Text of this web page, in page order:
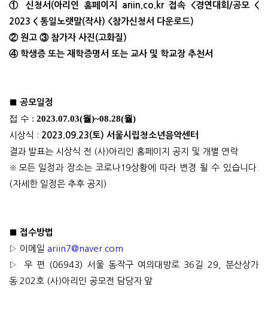
① 신청서 (아리인 홈페이지 ariin.co.kr접속 <경연대회 /공모 <
2023 < 통일노랫말(작사) <참가신청서 다운로드)
② 원고 ③ 참가자 사진 (고화질 )
④ 학생증 또는 재학증명서 또는 교사 및 학교장 추천서
■ 공모일정
접 수 : 2023.07.03(월)~08.28(월)
시상식 : 2023.09.23(토) 서울시립청소년음악센터
결과 발표는 시상식 전 (사)아리인 홈페이지 공지 및 개별 연락
※ 모든 일정과 장소는 코로나19상황에 따라 변경 될 수 있습니다
(자세한 일정은 추후 공지 )
■ 접수방법
▷ 이메일 ariin7@naver.com
▷ 우 편 (06943) 서울 동작구 여의대방로 36 길 29,분산상가
동 202호 (사)아리인 공모전 담당자 앞